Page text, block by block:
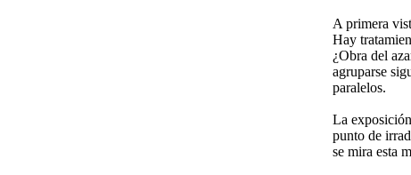
A primera
Hay
¿Obra del
agruparse
paralelos.
La
punto de
se mira esta